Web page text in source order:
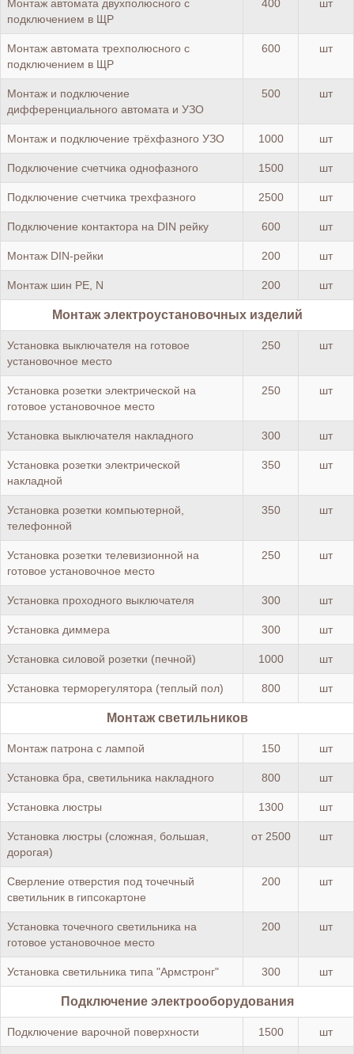
Монтаж автомата двухполюсного с
подключением в ЩР
400 шт
Монтаж автомата трехполюсного с
подключением в ЩР
600 шт
Монтаж и подключение
дифференциального автомата и УЗО
500 шт
Монтаж и подключение трёхфазного УЗО 1000 шт
Подключение счетчика однофазного 1500 шт
Подключение счетчика трехфазного 2500 шт
Подключение контактора на DIN рейку 600 шт
Монтаж DIN-рейки 200 шт
Монтаж шин PE, N 200 шт
Монтаж электроустановочных изделий
Установка выключателя на готовое
установочное место
250 шт
Установка розетки электрической на
готовое установочное место
250 шт
Установка выключателя накладного 300 шт
Установка розетки электрической
накладной
350 шт
Установка розетки компьютерной,
телефонной
350 шт
Установка розетки телевизионной на
готовое установочное место
250 шт
Установка проходного выключателя 300 шт
Установка диммера 300 шт
Установка силовой розетки (печной) 1000 шт
Установка терморегулятора (теплый пол) 800 шт
Монтаж светильников
Монтаж патрона с лампой 150 шт
Установка бра, светильника накладного 800 шт
Установка люстры 1300 шт
Установка люстры (сложная, большая,
дорогая)
от 2500 шт
Сверление отверстия под точечный
светильник в гипсокартоне
200 шт
Установка точечного светильника на
готовое установочное место
200 шт
Установка светильника типа "Армстронг" 300 шт
Подключение электрооборудования
Подключение варочной поверхности 1500 шт